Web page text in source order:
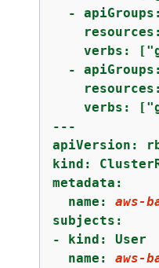
-
verbs:
-
verbs:
---
apiVersion:
kind:
metadata:
  name:
aws-
subjects:
- kind: User
  name:
aws-